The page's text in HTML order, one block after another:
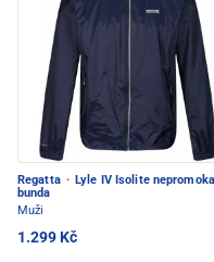
Regatta · Lyle IV Isolite
bunda
Muži
1.299 Kč